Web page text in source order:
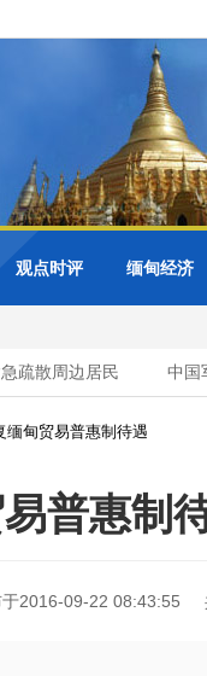
观点时评 缅甸经济
疏散周边居民 中国
缅甸贸易普惠制待遇
普惠制
于2016-09-22 08:43:55